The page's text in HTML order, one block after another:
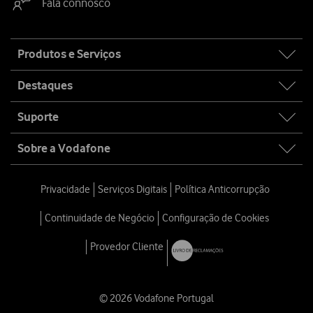
map
Produtos e Serviços
Destaques
Suporte
Sobre a Vodafone
Privacidade Serviços Digitais Política Anticorrupção
Continuidade de Negócio Configuração de Cookies
Provedor Cliente
© 2026 Vodafone Portugal